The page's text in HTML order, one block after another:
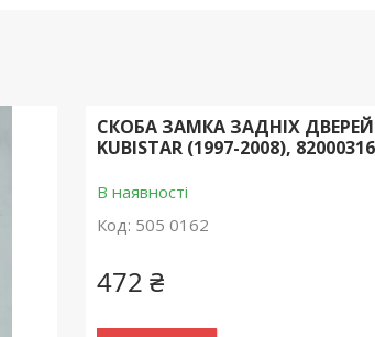
СКОБА ЗАМКА ЗАДНІХ ДВЕРЕЙ
KUBISTAR (1997-2008),
В наявності
Код: 505 0162
472 ₴